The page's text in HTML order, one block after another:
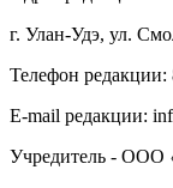
г. Улан-Удэ, ул.
Телефон редакции:
E-mail редакции:
Учредитель - ООО